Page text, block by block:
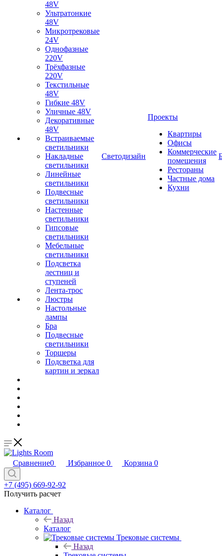
48V
Ультратонкие
48V
Микротрековые
24V
Однофазные
220V
Трёхфазные
220V
Текстильные
48V
Гибкие 48V
Уличные 48V
Декоративные
48V
Встраиваемые
светильники
Накладные
светильники
Линейные
светильники
Подвесные
светильники
Настенные
светильники
Гипсовые
светильники
Мебельные
светильники
Подсветка
лестниц и
ступеней
Лента-трос
Люстры
Настольные
лампы
Бра
Подвесные
светильники
Торшеры
Подсветка для
картин и зеркал
Светодизайн
Проекты
Квартиры
Офисы
Коммерческие
помещения
Рестораны
Частные дома
Кухни
Сравнение0 Избранное 0 Корзина 0
+7 (495) 669-92-92
Получить расчет
Каталог
Назад
Каталог
Трековые системы
Назад